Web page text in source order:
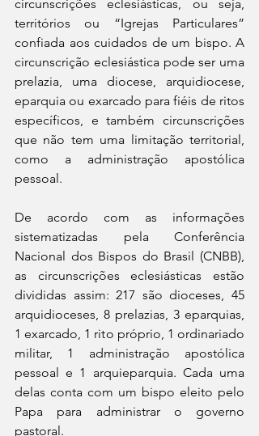
circunscrições eclesiásticas, ou seja,
territórios ou “Igrejas Particulares”
confiada aos cuidados de um bispo. A
circunscrição eclesiástica pode ser uma
prelazia, uma diocese, arquidiocese,
eparquia ou exarcado para fiéis de ritos
específicos, e também circunscrições
que não tem uma limitação territorial,
como a administração apostólica
pessoal.
De acordo com as informações
sistematizadas pela Conferência
Nacional dos Bispos do Brasil (CNBB),
as circunscrições eclesiásticas estão
divididas assim: 217 são dioceses, 45
arquidioceses, 8 prelazias, 3 eparquias,
1 exarcado, 1 rito próprio, 1 ordinariado
militar, 1 administração apostólica
pessoal e 1 arquieparquia. Cada uma
delas conta com um bispo eleito pelo
Papa para administrar o governo
pastoral.